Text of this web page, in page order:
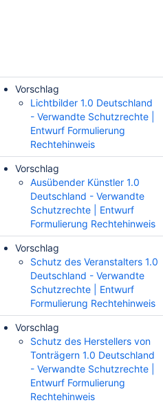
Vorschlag
Lichtbilder 1.0 Deutschland
- Verwandte Schutzrechte |
Entwurf Formulierung
Rechtehinweis
Vorschlag
Ausübender Künstler 1.0
Deutschland - Verwandte
Schutzrechte | Entwurf
Formulierung Rechtehinweis
Vorschlag
Schutz des Veranstalters 1.0
Deutschland - Verwandte
Schutzrechte | Entwurf
Formulierung Rechtehinweis
Vorschlag
Schutz des Herstellers von
Tonträgern 1.0 Deutschland
- Verwandte Schutzrechte |
Entwurf Formulierung
Rechtehinweis